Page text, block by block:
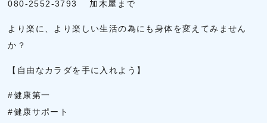
080-2552-3793 加木屋まで
より楽に、より楽しい生活の為にも身体を変えてみません
か？
【自由なカラダを手に入れよう】
#健康第一
#健康サポート